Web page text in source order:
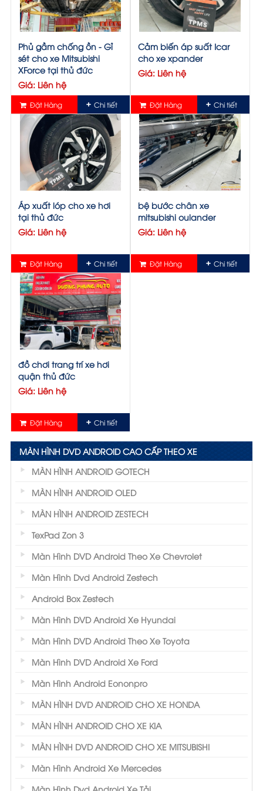
Phủ gầm chống ồn - Gỉ
sét cho xe Mitsubishi
XForce tại thủ đức
Giá: Liên hệ
Đặt Hàng Chi tiết
Cảm biến áp suất Icar
cho xe xpander
Giá: Liên hệ
Đặt Hàng Chi tiết
Áp xuất lóp cho xe hơi
tại thủ đức
Giá: Liên hệ
Đặt Hàng Chi tiết
bệ bước chân xe
mitsubishi oulander
Giá: Liên hệ
Đặt Hàng Chi tiết
đồ chơi trang trí xe hơi
quận thủ đức
Giá: Liên hệ
Đặt Hàng Chi tiết
MÀN HÌNH DVD ANDROID CAO CẤP THEO XE
MÀN HÌNH ANDROID GOTECH
MÀN HÌNH ANDROID OLED
MÀN HÌNH ANDROID ZESTECH
TexPad Zon 3
Màn Hình DVD Android Theo Xe Chevrolet
Màn Hình Dvd Android Zestech
Android Box Zestech
Màn Hình DVD Android Xe Hyundai
Màn Hình DVD Android Theo Xe Toyota
Màn Hình DVD Android Xe Ford
Màn Hình Android Eononpro
MÀN HÌNH DVD ANDROID CHO XE HONDA
MÀN HÌNH ANDROID CHO XE KIA
MÀN HÌNH DVD ANDROID CHO XE MITSUBISHI
Màn Hình Android Xe Mercedes